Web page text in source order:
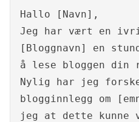
Hallo [Navn],
Jeg har vært en
[Bloggnavn] en
å lese bloggen din
Nylig har jeg
blogginnlegg om
jeg at dette